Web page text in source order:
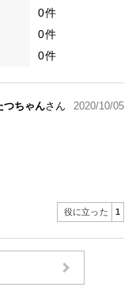
0件
0件
0件
つちゃんさん 2020/10/05
役に立った 1